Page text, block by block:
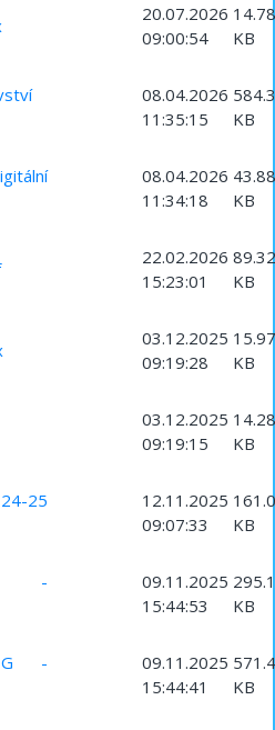
20.07.2026
09:00:54
KB
08.04.2026
11:35:15
KB
08.04.2026
11:34:18
KB
22.02.2026
15:23:01
KB
03.12.2025
09:19:28
KB
03.12.2025
09:19:15
KB
25
12.11.2025
09:07:33
KB
-
09.11.2025
15:44:53
KB
-
09.11.2025
15:44:41
KB